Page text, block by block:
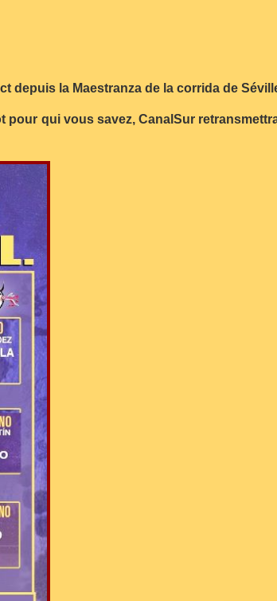
depuis la Maestranza de la corrida de
qui vous savez, CanalSur